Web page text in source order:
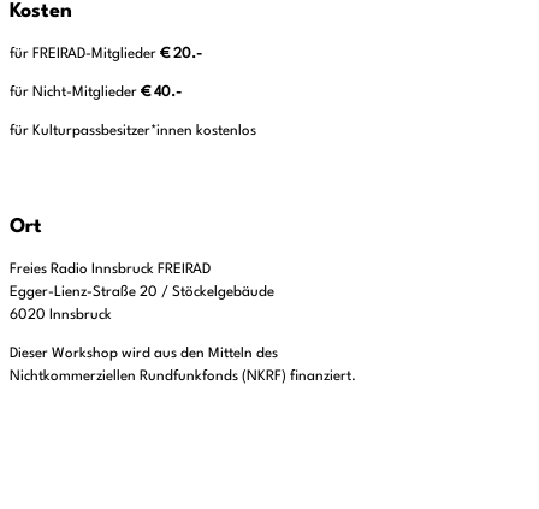
Kosten
für FREIRAD-Mitglieder € 20.-
für Nicht-Mitglieder € 40.-
für Kulturpassbesitzer*innen kostenlos
Ort
Freies Radio Innsbruck FREIRAD
Egger-Lienz-Straße 20 / Stöckelgebäude
6020 Innsbruck
Dieser Workshop wird aus den Mitteln des
Nichtkommerziellen Rundfunkfonds (NKRF) finanziert.